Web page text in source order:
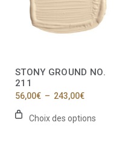
STONY GROUND NO.
211
56,00€ – 243,00€Plage
prix :
56,00€
Choix des options
options
peuvent
page
produit